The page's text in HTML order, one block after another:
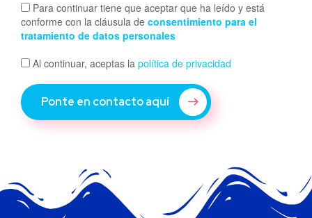
Para continuar tiene que aceptar que ha leído y está
conforme con la cláusula de consentimiento para el
tratamiento de datos personales
Al continuar, aceptas la política de privacidad
Ponte en contacto aquí